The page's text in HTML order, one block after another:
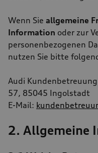
Wenn Sie allgemeine
Information oder zur
personenbezogenen
nutzen Sie bitte
Audi
57, 85045 Ingolstadt
E-Mail:
2. Allgemeine